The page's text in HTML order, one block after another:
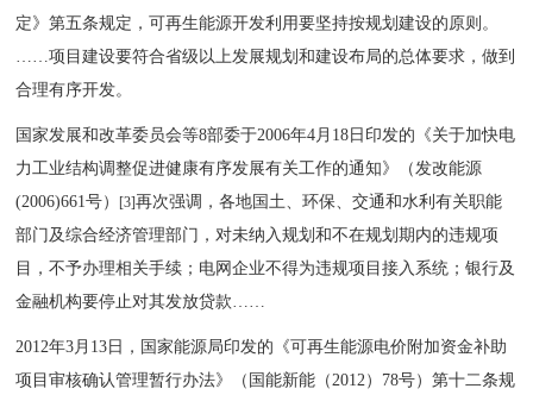
定》第五条规定，可再生能源开发利用要坚持按规划建设的原则。
……项目建设要符合省级以上发展规划和建设布局的总体要求，做到
合理有序开发。
国家发展和改革委员会等8部委于2006年4月18日印发的《关于加快电
力工业结构调整促进健康有序发展有关工作的通知》（发改能源
(2006)661号） [3]再次强调，各地国土、环保、交通和水利有关职能
部门及综合经济管理部门，对未纳入规划和不在规划期内的违规项
目，不予办理相关手续；电网企业不得为违规项目接入系统；银行及
金融机构要停止对其发放贷款……
2012年3月13日，国家能源局印发的《可再生能源电价附加资金补助
项目审核确认管理暂行办法》（国能新能（2012）78号）第十二条规